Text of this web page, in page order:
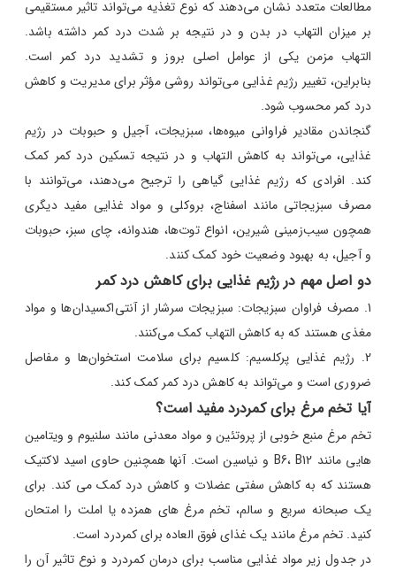
مطالعات متعدد نشان می‌دهند که نوع تغذیه می‌تواند تاثیر مستقیمی
بر میزان التهاب در بدن و در نتیجه بر شدت درد کمر داشته باشد.
التهاب مزمن یکی از عوامل اصلی بروز و تشدید درد کمر است.
بنابراین، تغییر رژیم غذایی می‌تواند روشی مؤثر برای مدیریت و کاهش
درد کمر محسوب شود.
گنجاندن مقادیر فراوانی میوه‌ها، سبزیجات، آجیل و حبوبات در رژیم
غذایی، می‌تواند به کاهش التهاب و در نتیجه تسکین درد کمر کمک
کند. افرادی که رژیم غذایی گیاهی را ترجیح می‌دهند، می‌توانند با
مصرف سبزیجاتی مانند اسفناج، بروکلی و مواد غذایی مفید دیگری
همچون سیب‌زمینی شیرین، انواع توت‌ها، هندوانه، چای سبز، حبوبات
و آجیل، به بهبود وضعیت خود کمک کنند.
دو اصل مهم در رژیم غذایی برای کاهش درد کمر
مصرف فراوان سبزیجات: سبزیجات سرشار از آنتی‌اکسیدان‌ها و مواد
مغذی هستند که به کاهش التهاب کمک می‌کنند.
رژیم غذایی پرکلسیم: کلسیم برای سلامت استخوان‌ها و مفاصل
ضروری است و می‌تواند به کاهش درد کمر کمک کند.
آیا تخم مرغ برای کمردرد مفید است؟
تخم مرغ منبع خوبی از پروتئین و مواد معدنی مانند سلنیوم و ویتامین
هایی مانند B6، B12 و نیاسین است. آنها همچنین حاوی اسید لاکتیک
هستند که به کاهش سفتی عضلات و کاهش درد کمک می کند. برای
یک صبحانه سریع و سالم، تخم مرغ های همزده یا املت را امتحان
کنید. تخم مرغ مانند یک غذای فوق العاده برای کمردرد است.
در جدول زیر مواد غذایی مناسب برای درمان کمردرد و نوع تاثیر آن را